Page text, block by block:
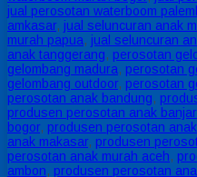
jual perosotan waterboom
amkasar, jual seluncuran anak
murah papua, jual seluncuran
anak tanggerang, perosotan
gelombang madura, perosotan
gelombang outdoor, perosotan
perosotan anak bandung,
produsen perosotan anak
bogor, produsen perosotan
anak makasar, produsen
perosotan anak murah aceh,
ambon, produsen perosotan